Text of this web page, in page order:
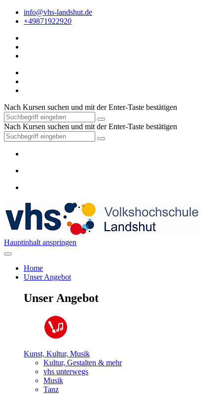
info@vhs-landshut.de
+49871922920
Nach Kursen suchen und mit der Enter-Taste bestätigen
Nach Kursen suchen und mit der Enter-Taste bestätigen
Hauptinhalt anspringen
Home
Unser Angebot
Unser Angebot
Kunst, Kultur, Musik
Kultur, Gestalten & mehr
vhs unterwegs
Musik
Tanz